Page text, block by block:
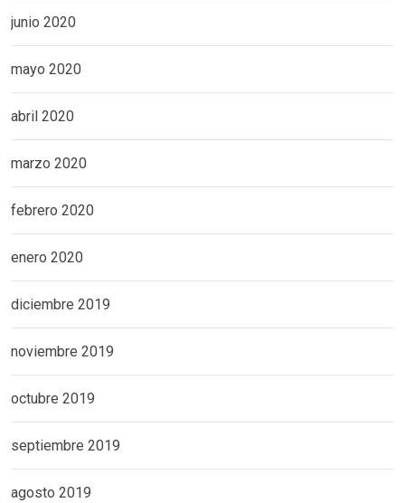
junio 2020
mayo 2020
abril 2020
marzo 2020
febrero 2020
enero 2020
diciembre 2019
noviembre 2019
octubre 2019
septiembre 2019
agosto 2019